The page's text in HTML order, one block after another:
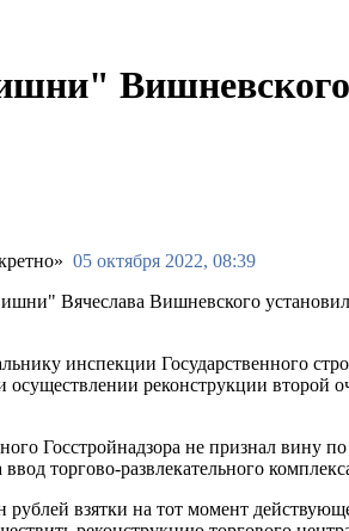
05 октября 2022, 08:39
Вячеслава Вишневского
инспекции Государственного
реконструкции второй
Госстройнадзора не признал вину
торгово-развлекательного
взятки на тот момент